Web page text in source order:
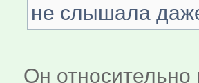
не слышала
Он